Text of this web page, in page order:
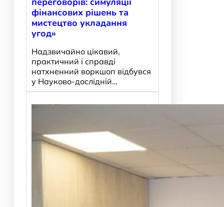
фінансових рішень та
мистецтво укладання
угод»
Надзвичайно цікавий,
практичний і справді
натхненний воркшоп відбувся
у Науково-дослідній…